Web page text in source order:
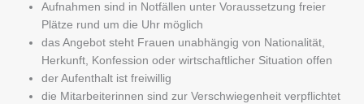
Aufnahmen sind in Notfällen unter Voraussetzung freier
Plätze rund um die Uhr möglich
das Angebot steht Frauen unabhängig von Nationalität,
Herkunft, Konfession oder wirtschaftlicher Situation offen
der Aufenthalt ist freiwillig
die Mitarbeiterinnen sind zur Verschwiegenheit verpflichtet